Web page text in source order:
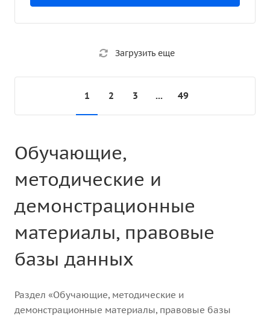
Загрузить еще
1 2 3 ... 49
Обучающие,
методические и
демонстрационные
материалы, правовые
базы данных
Раздел «Обучающие, методические и
демонстрационные материалы, правовые базы